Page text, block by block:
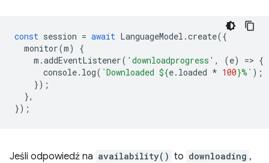
const session = await LanguageModel .create({
monitor(m)
{
m .addEventListener( 'downloadprogress' , (e) => {
console. log( `Downloaded ${e. loaded * 100}%` );
});
},
});
Jeśli odpowiedź na availability() to downloading ,